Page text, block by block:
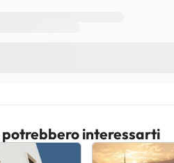
potrebbero interessarti